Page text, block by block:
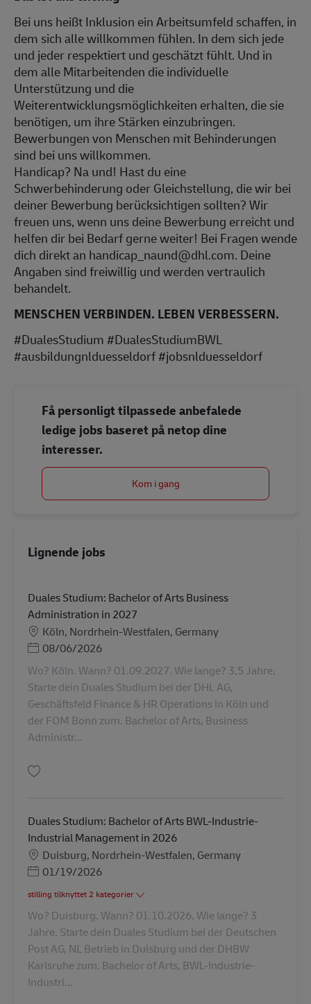
Bei uns heißt Inklusion ein Arbeitsumfeld schaffen, in
dem sich alle willkommen fühlen. In dem sich jede
und jeder respektiert und geschätzt fühlt. Und in
dem alle Mitarbeitenden die individuelle
Unterstützung und die
Weiterentwicklungsmöglichkeiten erhalten, die sie
benötigen, um ihre Stärken einzubringen.
Bewerbungen von Menschen mit Behinderungen
sind bei uns willkommen.
Handicap? Na und! Hast du eine
Schwerbehinderung oder Gleichstellung, die wir bei
deiner Bewerbung berücksichtigen sollten? Wir
freuen uns, wenn uns deine Bewerbung erreicht und
helfen dir bei Bedarf gerne weiter! Bei Fragen wende
dich direkt an handicap_naund@dhl.com. Deine
Angaben sind freiwillig und werden vertraulich
behandelt.
MENSCHEN VERBINDEN. LEBEN VERBESSERN.
#DualesStudium #DualesStudiumBWL
#ausbildungnlduesseldorf #jobsnlduesseldorf
Få personligt tilpassede anbefalede
ledige jobs baseret på netop dine
interesser.
Kom i gang
Lignende jobs
Duales Studium: Bachelor of Arts Business
Administration in 2027
Lokation
Köln, Nordrhein-Westfalen, Germany
Posted Date
08/06/2026
Wo? Köln. Wann? 01.09.2027. Wie lange? 3,5 Jahre.
Starte dein Duales Studium bei der DHL AG,
Geschäftsfeld Finance & HR Operations in Köln und
der FOM Bonn zum. Bachelor of Arts, Business
Administr...
Duales Studium: Bachelor of Arts BWL-Industrie-
Industrial Management in 2026
Lokation
Duisburg, Nordrhein-Westfalen, Germany
Posted Date
01/19/2026
stilling tilknyttet 2 kategorier
Wo? Duisburg. Wann? 01.10.2026. Wie lange? 3
Jahre. Starte dein Duales Studium bei der Deutschen
Post AG, NL Betrieb in Duisburg und der DHBW
Karlsruhe zum. Bachelor of Arts, BWL-Industrie-
Industri...